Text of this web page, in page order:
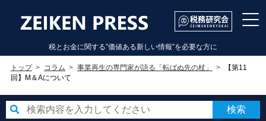
税とお金に関する”価値ある新しい情報”を必要な方に
トップ コラム 事業再生の専門家が語る「転ばぬ先の杖」
【第11
回】M＆Aについて